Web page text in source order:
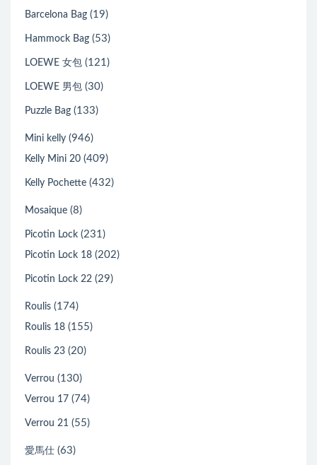
Barcelona Bag (19)
Hammock Bag (53)
LOEWE 女包 (121)
LOEWE 男包 (30)
Puzzle Bag (133)
Mini kelly (946)
Kelly Mini 20 (409)
Kelly Pochette (432)
Mosaique (8)
Picotin Lock (231)
Picotin Lock 18 (202)
Picotin Lock 22 (29)
Roulis (174)
Roulis 18 (155)
Roulis 23 (20)
Verrou (130)
Verrou 17 (74)
Verrou 21 (55)
愛馬仕 (63)